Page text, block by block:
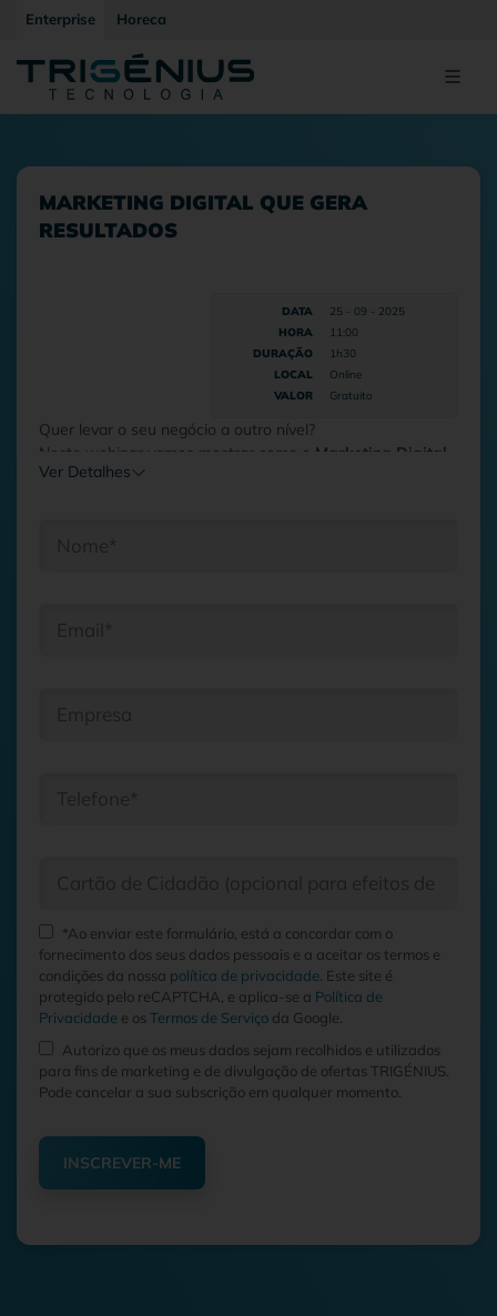
Enterprise Horeca
MARKETING DIGITAL QUE GERA
RESULTADOS
DATA
25 - 09 - 2025
HORA
11:00
DURAÇÃO
1h30
LOCAL
Online
VALOR
Gratuito
Quer levar o seu negócio a outro nível?
Neste webinar vamos mostrar como o Marketing Digital
pode ser o motor da transformação da sua marca.
A importância de uma
só lugar
negócio!
Ver Detalhes
*Ao enviar este formulário, está a concordar com o
fornecimento dos seus dados pessoais e a aceitar os termos e
condições da nossa política de privacidade . Este site é
protegido pelo reCAPTCHA, e aplica-se a Política de
Privacidade e osTermos de Serviço da Google.
Autorizo que os meus dados sejam recolhidos e utilizados
para fins de marketing e de divulgação de ofertas TRIGÉNIUS.
Pode cancelar a sua subscrição em qualquer momento.
INSCREVER-ME